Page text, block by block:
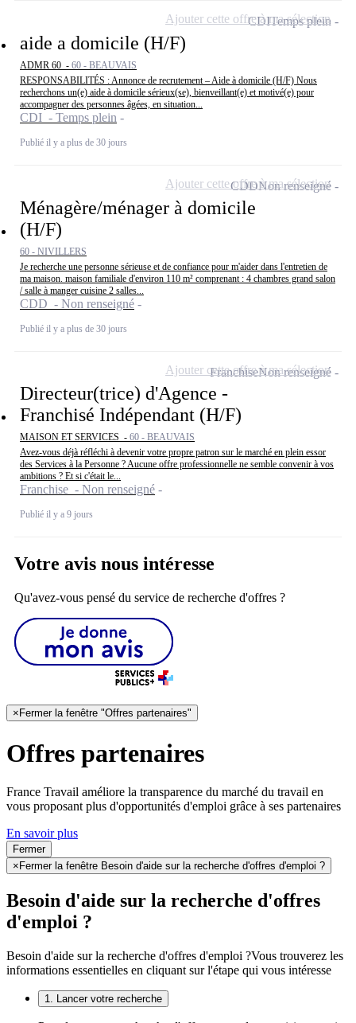
aide a domicile (H/F)
ADMR 60 - 60 - BEAUVAIS
RESPONSABILITÉS : Annonce de recrutement – Aide à domicile (H/F) Nous
recherchons un(e) aide à domicile sérieux(se), bienveillant(e) et motivé(e) pour
accompagner des personnes âgées, en situation...
CDI - Temps plein
Publié il y a plus de 30 jours
CDITemps plein
Ajouter cette offre à ma sélection
Ménagère/ménager à domicile
(H/F)
60 - NIVILLERS
Je recherche une personne sérieuse et de confiance pour m'aider dans l'entretien de
ma maison. maison familiale d'environ 110 m² comprenant : 4 chambres grand salon
/ salle à manger cuisine 2 salles...
CDD - Non renseigné
Publié il y a plus de 30 jours
CDDNon renseigné
Ajouter cette offre à ma sélection
Directeur(trice) d'Agence -
Franchisé Indépendant (H/F)
MAISON ET SERVICES - 60 - BEAUVAIS
Avez-vous déjà réfléchi à devenir votre propre patron sur le marché en plein essor
des Services à la Personne ? Aucune offre professionnelle ne semble convenir à vos
ambitions ? Et si c'était le...
Franchise - Non renseigné
Publié il y a 9 jours
FranchiseNon renseigné
Ajouter cette offre à ma sélection
Votre avis nous intéresse
Qu'avez-vous pensé du service de recherche d'offres ?
× Fermer la fenêtre "Offres partenaires"
Offres partenaires
France Travail améliore la transparence du marché du travail en
vous proposant plus d'opportunités d'emploi grâce à ses partenaires
En savoir plus
Fermer
× Fermer la fenêtre Besoin d'aide sur la recherche d'offres d'emploi ?
Besoin d'aide sur la recherche d'offres
d'emploi ?
Besoin d'aide sur la recherche d'offres d'emploi ?Vous trouverez les
informations essentielles en cliquant sur l'étape qui vous intéresse
1. Lancer votre recherche